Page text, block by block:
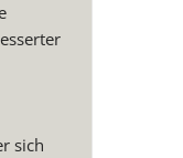
sich